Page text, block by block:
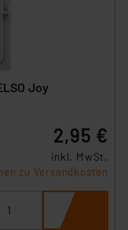
Joy
2,95 €
inkl. MwSt.
zu Versandkosten